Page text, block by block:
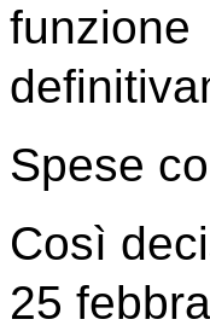
Spese
Così
25